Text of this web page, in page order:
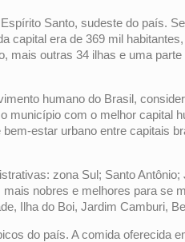
Santo, sudeste do país.
capital era de 369 mil
mais outras 34 ilhas e uma
humano do Brasil,
município com o melhor capital
estar urbano entre capitais
zona Sul; Santo
nobres e melhores para se
Ilha do Boi, Jardim Camburi,
do país. A comida oferecida